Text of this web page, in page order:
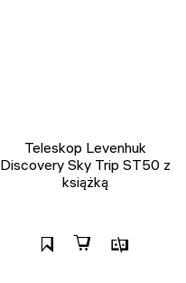
Teleskop Levenhuk
Discovery Sky Trip ST50 z
książką